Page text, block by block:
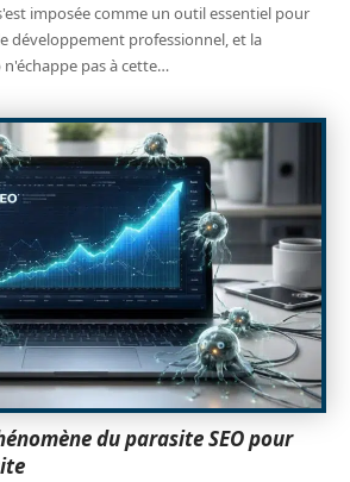
imposée comme un outil essentiel pour
développement professionnel, et la
pas à cette…
du parasite SEO pour